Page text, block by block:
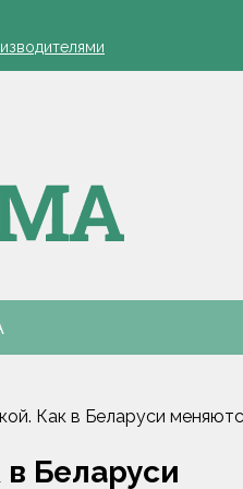
автолавок
автолавок
Как в Беларуси
Беларуси